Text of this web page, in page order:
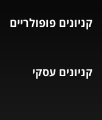
קניונים פופולריים
קניונים עסקי